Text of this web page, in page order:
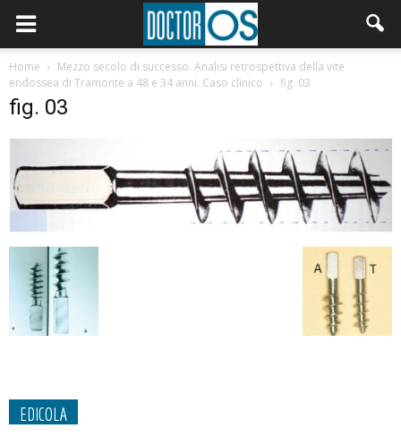
Home
Mezzo secolo di successo. Analisi retrospettiva della vite
endossea di Tramonte a 48 e 34 anni. Caso clinico
fig. 03
fig. 03
EDICOLA